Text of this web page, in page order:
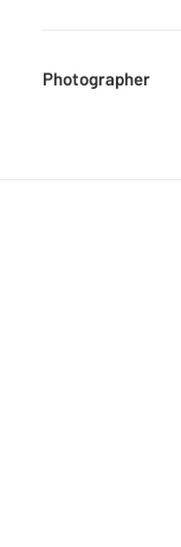
Photographer